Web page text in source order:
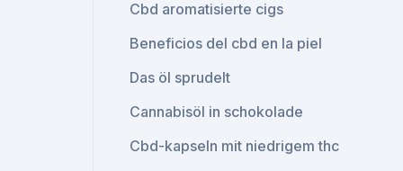
Cbd aromatisierte cigs
Beneficios del cbd en la piel
Das öl sprudelt
Cannabisöl in schokolade
Cbd-kapseln mit niedrigem thc